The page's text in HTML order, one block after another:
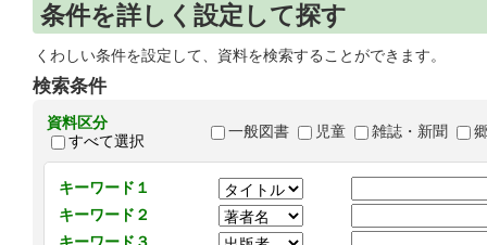
条件を詳しく設定して探す
くわしい条件を設定して、資料を検索することができます。
検索条件
資料区分
すべて選択
一般図書 児童 雑誌・新聞
キーワード１
キーワード２